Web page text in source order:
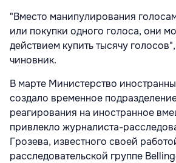
"Вместо манипулирования
или покупки одного голоса, они
действием купить тысячу
чиновник.
В марте Министерство
создало временное
реагирования на иностранное
привлекло журналиста-
Грозева, известного своей
расследовательской группе